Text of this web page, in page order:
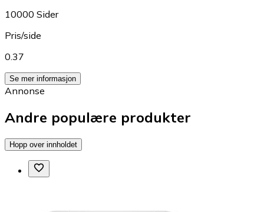
10000 Sider
Pris/side
0.37
Se mer informasjon
Annonse
Andre populære produkter
Hopp over innholdet